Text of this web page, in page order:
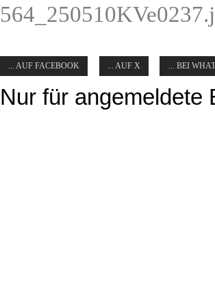
... AUF FACEBOOK ... AUF X ... BEI
Nur für angemeldete